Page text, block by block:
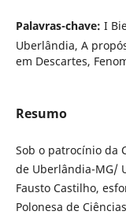
Palavras-chave: I
Uberlândia, A
em Descartes,
Resumo
Sob o patrocínio da
de Uberlândia-MG/
Fausto Castilho,
Polonesa de